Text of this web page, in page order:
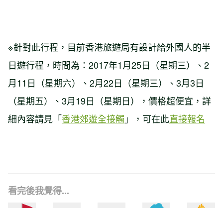
※針對此行程，目前香港旅遊局有設計給外國人的半
日遊行程，時間為：2017年1月25日（星期三）、2
月11日（星期六）、2月22日（星期三）、3月3日
（星期五）、3月19日（星期日），價格超便宜，詳
細內容請見「香港郊遊全接觸 」，可在此直接報名
看完後我覺得...